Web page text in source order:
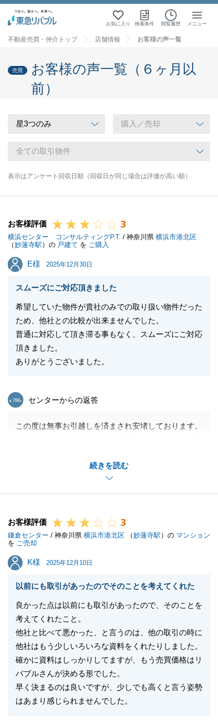
お気に入り 検索条件 閲覧履歴 メニュー
不動産売買・仲介トップ 店舗情報 お客様の声一覧
売買
お客様の声一覧（６ヶ月以
前）
表示はアンケート回収日順（回収日が同じ場合は評価が高い順）
お客様評価 3
横浜センター コンサルティングP.T. / 神奈川県 横浜市港北区
（妙蓮寺駅）の 戸建て を ご購入
E様
E様 2025年12月30日
スムーズにご対応頂きました
希望していた物件が貴社のみでの取り扱い物件だった
ため、他社との比較が出来ませんでした。
普通に対応して頂き滞る事もなく、スムーズにご対応
頂きました。
ありがとうございました。
続きを読む
東急リバブル
センターからの返答
この度は無事お引越しを済まされ安堵しております。
今後とも宜しくお願い申し上げます。
お客様評価
3
鎌倉センター / 神奈川県 横浜市港北区 （妙蓮寺駅）の マンション
を ご売却
K様
K様 2025年12月10日
以前にも取引があったのでそのことを考えてくれた
良かった点は以前にも取引があったので、そのことを
考えてくれたこと。
他社と比べて悪かった、と言うのは、他の取引の時に
他社はもう少しいろいろな資料をくれたりしました。
確かに資料はしっかりしてますが、もう売買価格はリ
バブルさんが決める形でした。
早く決まるのは良いですが、少しでも高くと言う姿勢
はあまり感じられませんでした。